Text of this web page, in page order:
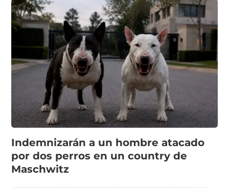
Indemnizarán a un hombre atacado
por dos perros en un country de
Maschwitz